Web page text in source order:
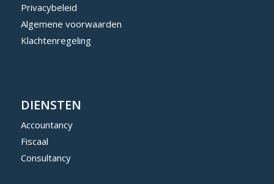
Privacybeleid
Algemene voorwaarden
Klachtenregeling
DIENSTEN
Accountancy
Fiscaal
Consultancy